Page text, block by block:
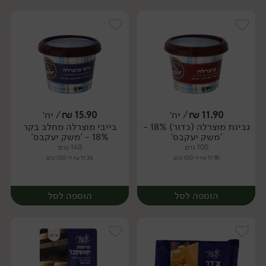
יח׳ יח׳
11.90
₪/ יח׳
גבינת מוצרלה (כדור) 18% -
'משק יעקבס'
100 גרם
11.90 ₪ ל-100 גרם
הוספה לסל
15.90
₪/ יח׳
בייבי מוצרלה מחלב בקר
18% - 'משק יעקבס'
140 גרם
11.36 ₪ ל-100 גרם
הוספה לסל